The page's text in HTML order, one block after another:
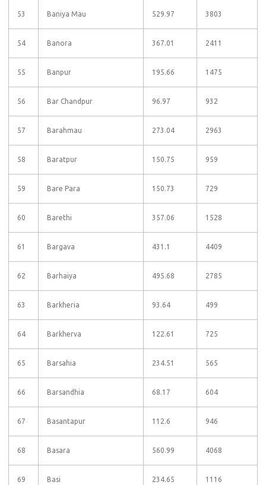
53 Baniya Mau 529.97 3803
54 Banora 367.01 2411
55 Banpur 195.66 1475
56 Bar Chandpur 96.97 932
57 Barahmau 273.04 2963
58 Baratpur 150.75 959
59 Bare Para 150.73 729
60 Barethi 357.06 1528
61 Bargava 431.1 4409
62 Barhaiya 495.68 2785
63 Barkheria 93.64 499
64 Barkherva 122.61 725
65 Barsahia 234.51 565
66 Barsandhia 68.17 604
67 Basantapur 112.6 946
68 Basara 560.99 4068
69 Basi 234.65 1116